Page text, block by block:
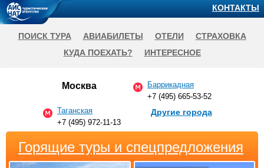
Горящие туры и спецпредложения
Москва
Баррикадная
+7 (495) 665-53-52
Таганская
+7 (495) 972-11-13
Другие города
КОНТАКТЫ
ПОИСК ТУРА АВИАБИЛЕТЫ ОТЕЛИ
СТРАХОВКА
КУДА ПОЕХАТЬ?
ИНТЕРЕСНОЕ